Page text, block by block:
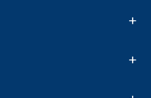
+
+